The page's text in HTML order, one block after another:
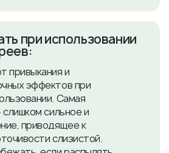
при использовании
привыкания и
эффектов при
Самая
сильное и
приводящее к
слизистой.